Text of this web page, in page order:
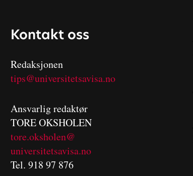
Kontakt oss
Redaksjonen
tips@universitetsavisa.no
Ansvarlig redaktør
TORE OKSHOLEN
tore.oksholen@
universitetsavisa.no
Tel. 918 97 876